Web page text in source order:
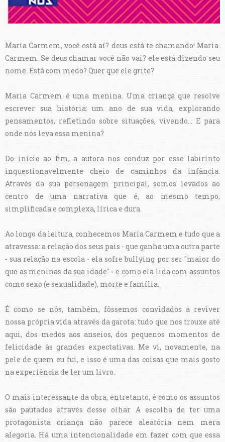
Maria Carmem, você está aí? deus está te chamando! Maria.
Carmem. Se deus chamar você não vai? ele está dizendo seu
nome. Está com medo? Quer que ele grite?
Maria Carmem é uma menina. Uma criança que resolve
escrever sua história: um ano de sua vida, explorando
pensamentos, refletindo sobre situações, vivendo... E para
onde nós leva essa menina?
Do início ao fim, a autora nos conduz por esse labirinto
inquestionavelmente cheio de caminhos da infância.
Através da sua personagem principal, somos levados ao
centro de uma narrativa que é, ao mesmo tempo,
simplificada e complexa, lírica e dura.
Ao longo da leitura, conhecemos Maria Carmem e tudo que a
atravessa: a relação dos seus pais - que ganha uma outra parte
- sua relação na escola - ela sofre bullying por ser "maior do
que as meninas da sua idade" - e como ela lida com assuntos
como sexo (e sexualidade), morte e família.
É como se nós, também, fôssemos convidados a reviver
nossa própria vida através da garota: tudo que nos trouxe até
aqui, dos medos aos anseios, dos pequenos momentos de
felicidade às grandes expectativas. Me vi, novamente, na
pele de quem eu fui, e isso é uma das coisas que mais gosto
na experiência de ler um livro.
O mais interessante da obra, entretanto, é como os assuntos
são pautados através desse olhar. A escolha de ter uma
protagonista criança não parece aleatória nem mera
alegoria. Há uma intencionalidade em fazer com que essa